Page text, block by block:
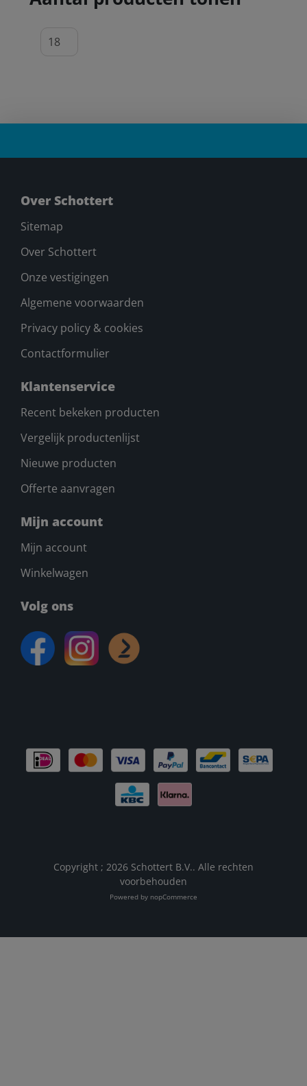
Over Schottert
Sitemap
Over Schottert
Onze vestigingen
Algemene voorwaarden
Privacy policy & cookies
Contactformulier
Klantenservice
Recent bekeken producten
Vergelijk productenlijst
Nieuwe producten
Offerte aanvragen
Mijn account
Mijn account
Winkelwagen
Volg ons
Copyright ; 2026 Schottert B.V.. Alle rechten
voorbehouden
Powered by nopCommerce